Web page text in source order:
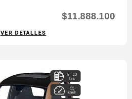
$11.888.100
VER DETALLES
8 - 10
hrs
55
km/h